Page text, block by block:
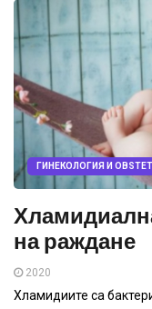
ГИНЕКОЛОГИЯ И
на раждане
2020
Хламидиите са